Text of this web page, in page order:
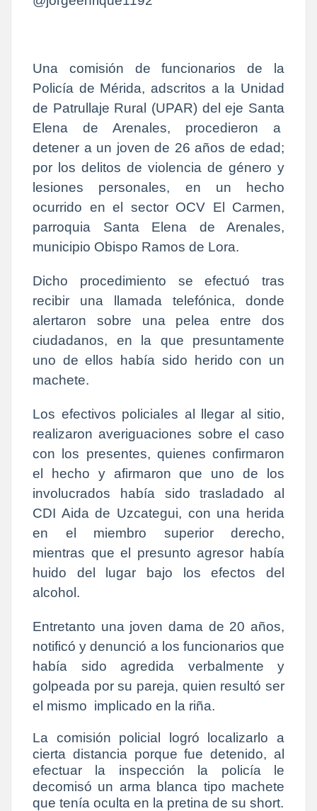
Una comisión de funcionarios de la
Policía de Mérida, adscritos a la Unidad
de Patrullaje Rural (UPAR) del eje Santa
Elena de Arenales, procedieron a
detener a un joven de 26 años de edad;
por los delitos de violencia de género y
lesiones personales, en un hecho
ocurrido en el sector OCV El Carmen,
parroquia Santa Elena de Arenales,
municipio Obispo Ramos de Lora.
Dicho procedimiento se efectuó tras
recibir una llamada telefónica, donde
alertaron sobre una pelea entre dos
ciudadanos, en la que presuntamente
uno de ellos había sido herido con un
machete.
Los efectivos policiales al llegar al sitio,
realizaron averiguaciones sobre el caso
con los presentes, quienes confirmaron
el hecho y afirmaron que uno de los
involucrados había sido trasladado al
CDI Aida de Uzcategui, con una herida
en el miembro superior derecho,
mientras que el presunto agresor había
huido del lugar bajo los efectos del
alcohol.
Entretanto una joven dama de 20 años,
notificó y denunció a los funcionarios que
había sido agredida verbalmente y
golpeada por su pareja, quien resultó ser
el mismo implicado en la riña.
La comisión policial logró localizarlo a
cierta distancia porque fue detenido, al
efectuar la inspección la policía le
decomisó un arma blanca tipo machete
que tenía oculta en la pretina de su short.